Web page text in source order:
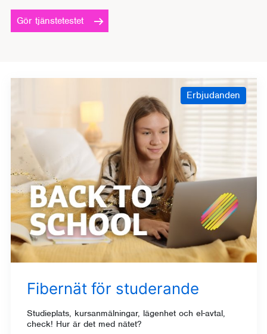
Gör tjänstetestet
Erbjudanden
Fibernät för studerande
Studieplats, kursanmälningar, lägenhet och el-avtal,
check! Hur är det med nätet?